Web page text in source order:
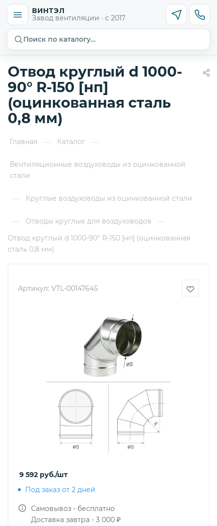
ВИНТЭЛ
Завод вентиляции · с 2017
Поиск по каталогу…
Отвод круглый d 1000-
90° R-150 [нп]
(оцинкованная сталь
0,8 мм)
Главная — Каталог —
Вентиляционные воздуховоды из оцинкованной
стали
— Круглые воздуховоды из оцинкованной стали
— Отводы круглые для воздуховодов
—
Отвод круглый d 1000-90° R-150 [нп] (оцинкованная
сталь 0,8 мм)
Артикул: VTL-00147645
9 592 руб./шт
Под заказ от 2 дней
Самовывоз - бесплатно
Доставка завтра - 3 000 ₽